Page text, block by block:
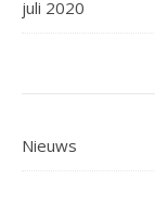
juli 2020
Nieuws